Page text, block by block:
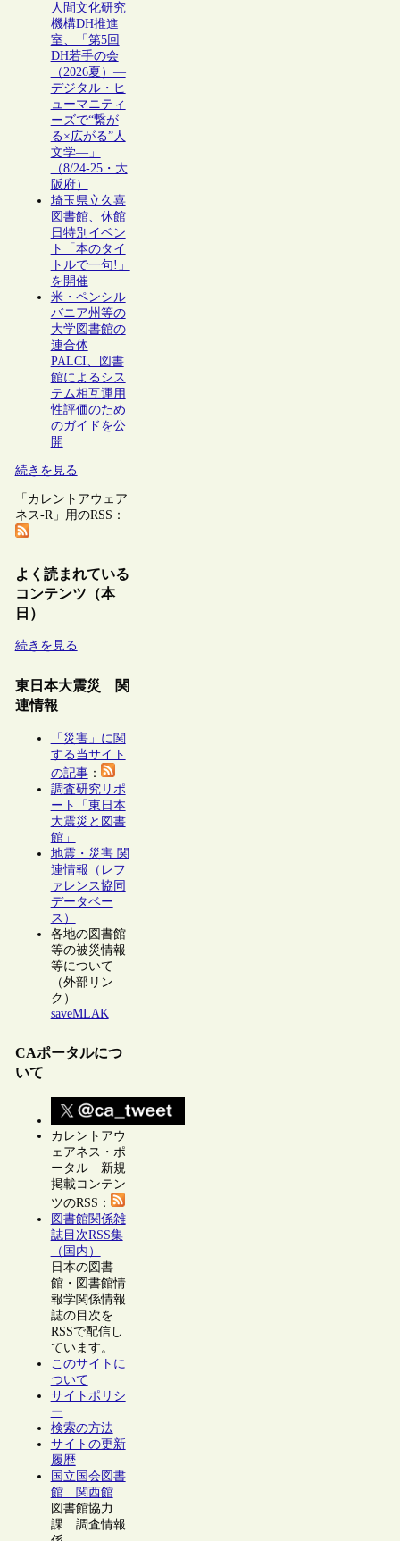
人間文化研究
機構DH推進
室、「第5回
DH若手の会
（2026夏）―
デジタル・ヒ
ューマニティ
ーズで“繋が
る×広がる”人
文学―」
（8/24-25・大
阪府）
埼玉県立久喜
図書館、休館
日特別イベン
ト「本のタイ
トルで一句!」
を開催
米・ペンシル
バニア州等の
大学図書館の
連合体
PALCI、図書
館によるシス
テム相互運用
性評価のため
のガイドを公
開
続きを見る
「カレントアウェア
ネス-R」用のRSS：
よく読まれている
コンテンツ（本
日）
続きを見る
東日本大震災 関
連情報
「災害」に関
する当サイト
の記事：
調査研究リポ
ート「東日本
大震災と図書
館」
地震・災害 関
連情報（レフ
ァレンス協同
データベー
ス）
各地の図書館
等の被災情報
等について
（外部リン
ク）
saveMLAK
CAポータルにつ
いて
カレントアウ
ェアネス・ポ
ータル 新規
掲載コンテン
ツのRSS：
図書館関係雑
誌目次RSS集
（国内）
日本の図書
館・図書館情
報学関係情報
誌の目次を
RSSで配信し
ています。
このサイトに
ついて
サイトポリシ
ー
検索の方法
サイトの更新
履歴
国立国会図書
館 関西館
図書館協力
課 調査情報